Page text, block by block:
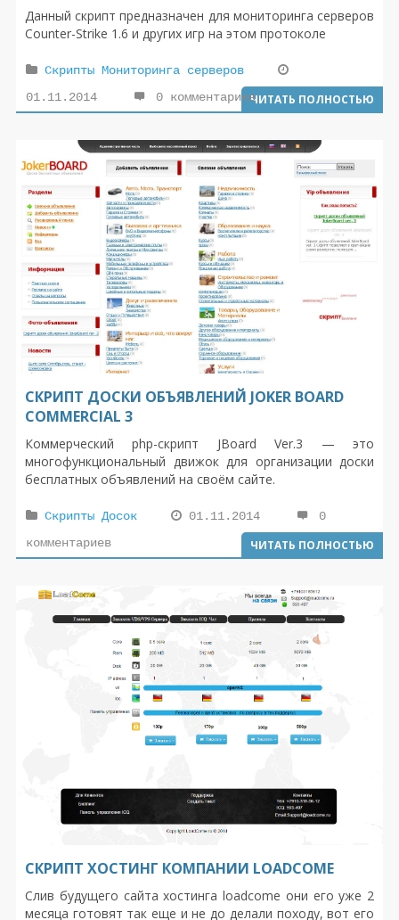
Данный скрипт предназначен для мониторинга серверов
Counter-Strike 1.6 и других игр на этом протоколе
Скрипты Мониторинга серверов
01.11.2014
0 комментариевЧИТАТЬ ПОЛНОСТЬЮ
СКРИПТ ДОСКИ ОБЪЯВЛЕНИЙ JOKER BOARD
COMMERCIAL 3
Коммерческий php-скрипт JBoard Ver.3 — это
многофункциональный движок для организации доски
бесплатных объявлений на своём сайте.
Функционал довольно обширный и нет смысла всё
перечислять, достаточно просто посмотреть.
Скрипты Досок 01.11.2014
0
комментариев
ЧИТАТЬ ПОЛНОСТЬЮ
СКРИПТ ХОСТИНГ КОМПАНИИ LOADCOME
Слив будущего сайта хостинга loadcome они его уже 2
месяца готовят так еще и не до делали походу, вот его